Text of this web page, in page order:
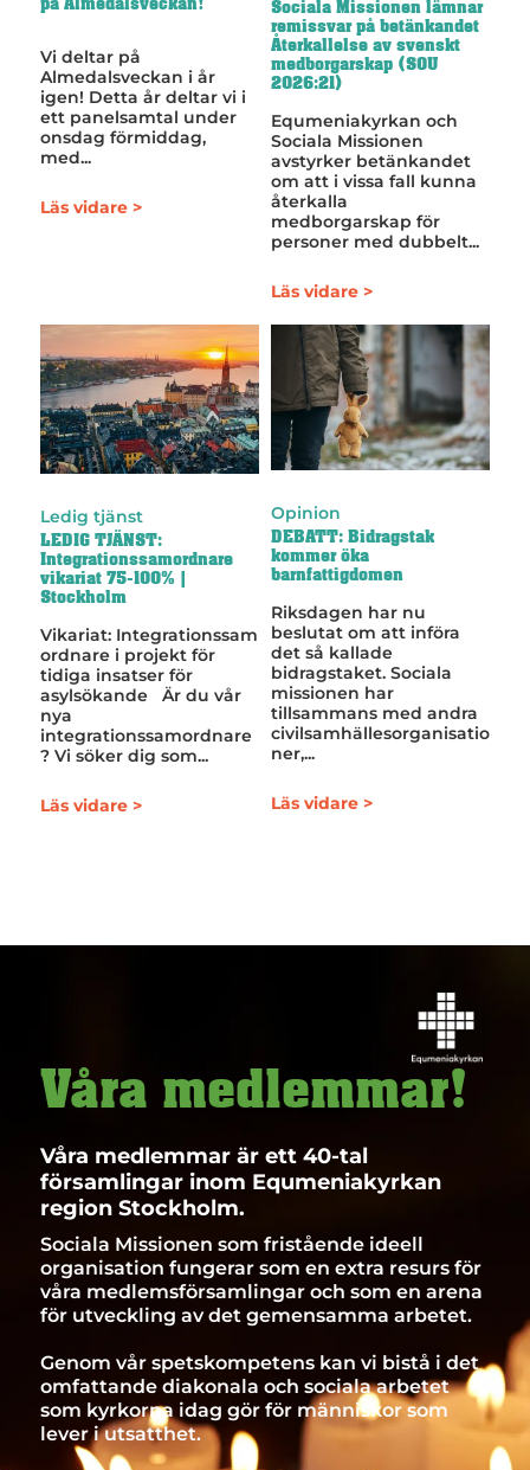
på Almedalsveckan!
Vi deltar på
Almedalsveckan i år
igen! Detta år deltar vi i
ett panelsamtal under
onsdag förmiddag,
med...
Läs vidare >
Sociala Missionen lämnar
remissvar på betänkandet
Återkallelse av svenskt
medborgarskap (SOU
2026:21)
Equmeniakyrkan och
Sociala Missionen
avstyrker betänkandet
om att i vissa fall kunna
återkalla
medborgarskap för
personer med dubbelt...
Läs vidare >
Ledig tjänst
LEDIG TJÄNST:
Integrationssamordnare
vikariat 75-100% |
Stockholm
Vikariat: Integrationssam
ordnare i projekt för
tidiga insatser för
asylsökande Är du vår
nya
integrationssamordnare
? Vi söker dig som...
Läs vidare >
Opinion
DEBATT: Bidragstak
kommer öka
barnfattigdomen
Riksdagen har nu
beslutat om att införa
det så kallade
bidragstaket. Sociala
missionen har
tillsammans med andra
civilsamhällesorganisatio
ner,...
Läs vidare >
Våra medlemmar!
Våra medlemmar är ett 40-tal
församlingar inom Equmeniakyrkan
region Stockholm.
Sociala Missionen som fristående ideell
organisation fungerar som en extra resurs för
våra medlemsförsamlingar och som en arena
för utveckling av det gemensamma arbetet.
Genom vår spetskompetens kan vi bistå i det
omfattande diakonala och sociala arbetet
som kyrkorna idag gör för människor som
lever i utsatthet.